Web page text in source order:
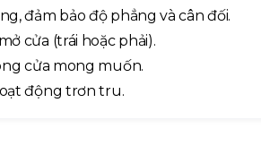
đảm bảo độ phẳng và cân đối.
cửa (trái hoặc phải).
cửa mong muốn.
động trơn tru.